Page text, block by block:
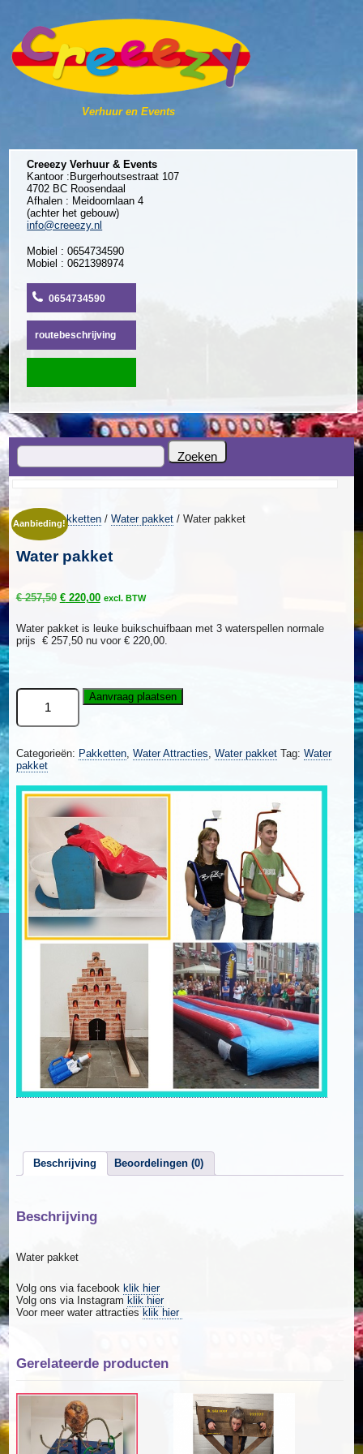
Verhuur en Events
Creeezy Verhuur & Events
Kantoor :Burgerhoutsestraat 107
4702 BC Roosendaal
Afhalen : Meidoornlaan 4
(achter het gebouw)
info@creeezy.nl
Mobiel : 0654734590
Mobiel : 0621398974
0654734590
routebeschrijving
Home / Pakketten/ Water pakket/ Water pakket
Aanbieding!
Water pakket
€257,50 Oorspronkelijke
was:
€ 257,50.
€220,00Huidige
is:
€ 220,00.
excl. BTW
Water pakket is leuke buikschuifbaan met 3 waterspellen normale
prijs € 257,50 nu voor € 220,00.
Water
pakket
Aanvraag plaatsen
Categorieën: Pakketten, Water Attracties, Water pakket Tag: Water
pakket
Beschrijving Beoordelingen (0)
Beschrijving
Water pakket
Volg ons via facebook klik hier
Volg ons via Instagram klik hier
Voor meer water attracties klik hier
Gerelateerde producten